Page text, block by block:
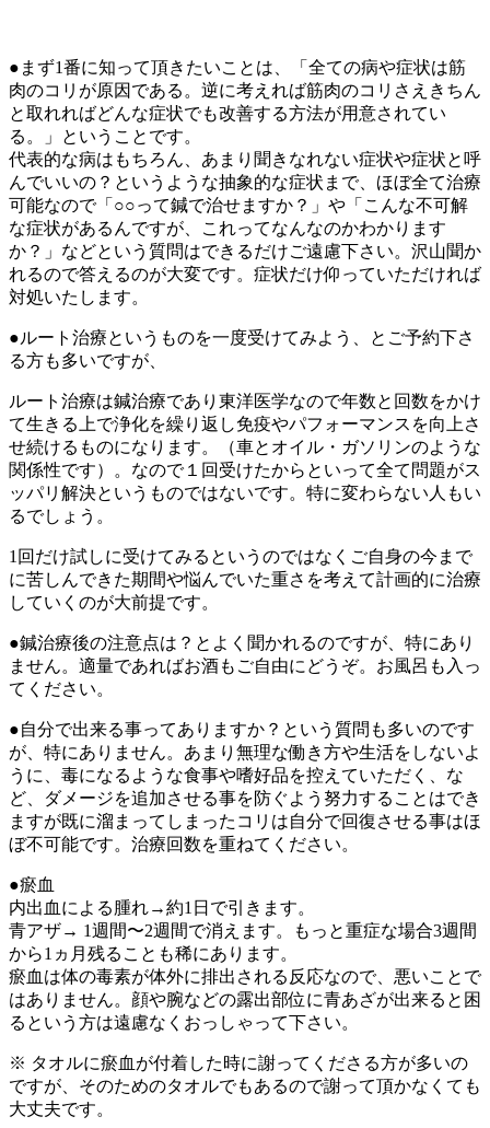
●まず1番に知って頂きたいことは、「全ての病や症状は筋
肉のコリが原因である。逆に考えれば筋肉のコリさえきちん
と取れればどんな症状でも改善する方法が用意されてい
る。」ということです。
代表的な病はもちろん、あまり聞きなれない症状や症状と呼
んでいいの？というような抽象的な症状まで、ほぼ全て治療
可能なので「○○って鍼で治せますか？」や「こんな不可解
な症状があるんですが、これってなんなのかわかります
か？」などという質問はできるだけご遠慮下さい。沢山聞か
れるので答えるのが大変です。症状だけ仰っていただければ
対処いたします。
●ルート治療というものを一度受けてみよう、とご予約下さ
る方も多いですが、
ルート治療は鍼治療であり東洋医学なので年数と回数をかけ
て生きる上で浄化を繰り返し免疫やパフォーマンスを向上さ
せ続けるものになります。（車とオイル・ガソリンのような
関係性です）。なので１回受けたからといって全て問題がス
ッパリ解決というものではないです。特に変わらない人もい
るでしょう。
1回だけ試しに受けてみるというのではなくご自身の今まで
に苦しんできた期間や悩んでいた重さを考えて計画的に治療
していくのが大前提です。
●鍼治療後の注意点は？とよく聞かれるのですが、特にあり
ません。適量であればお酒もご自由にどうぞ。お風呂も入っ
てください。
●自分で出来る事ってありますか？という質問も多いのです
が、特にありません。あまり無理な働き方や生活をしないよ
うに、毒になるような食事や嗜好品を控えていただく、な
ど、ダメージを追加させる事を防ぐよう努力することはでき
ますが既に溜まってしまったコリは自分で回復させる事はほ
ぼ不可能です。治療回数を重ねてください。
●瘀血
内出血による腫れ→約1日で引きます。
青アザ→ 1週間〜2週間で消えます。もっと重症な場合3週間
から1ヵ月残ることも稀にあります。
瘀血は体の毒素が体外に排出される反応なので、悪いことで
はありません。顔や腕などの露出部位に青あざが出来ると困
るという方は遠慮なくおっしゃって下さい。
※ タオルに瘀血が付着した時に謝ってくださる方が多いの
ですが、そのためのタオルでもあるので謝って頂かなくても
大丈夫です。